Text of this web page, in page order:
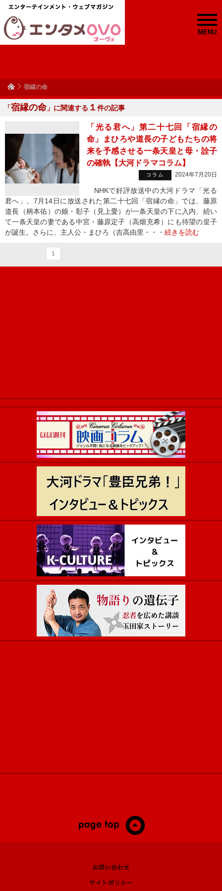
MENU
宿縁の命
「宿縁の命」に関連する １ 件の記事
「光る君へ」第二十七回「宿縁の
命」まひろや道長の子どもたちの将
来を予感させる一条天皇と母・詮子
の確執【大河ドラマコラム】
コラム 2024年7月20日
NHKで好評放送中の大河ドラマ「光る
君へ」。7月14日に放送された第二十七回「宿縁の命」では、藤原
道長（柄本佑）の娘・彰子（見上愛）が一条天皇の下に入内、続い
て一条天皇の妻である中宮・藤原定子（高畑充希）にも待望の皇子
が誕生。さらに、主人公・まひろ（吉高由里・・・ 続きを読む
1